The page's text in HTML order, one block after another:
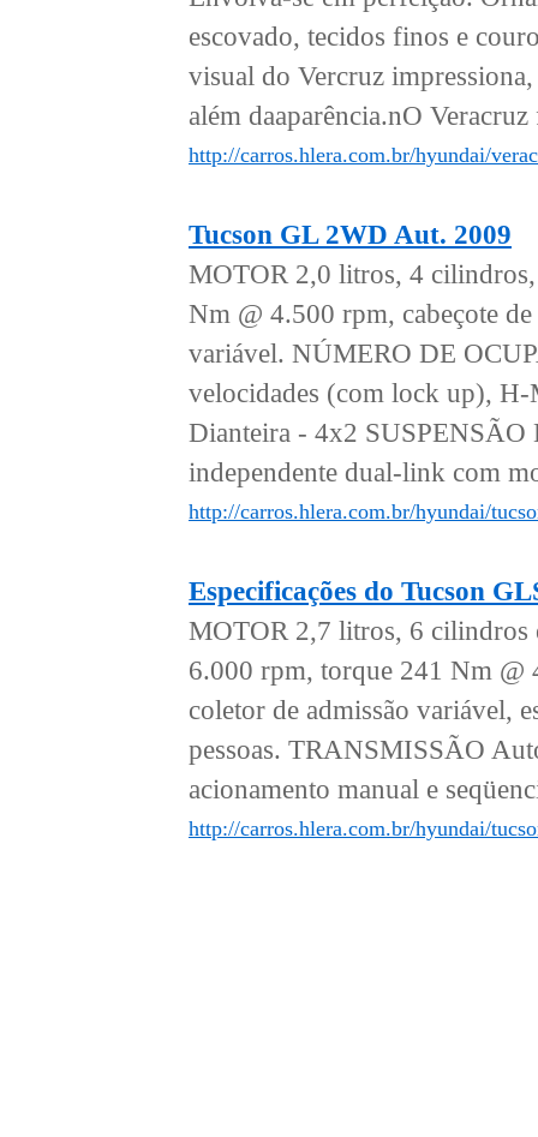
escovado, tecidos finos e
visual do Vercruz
além daaparência.nO
http://carros.hlera.com.br/hyundai/
Tucson GL 2WD Aut. 2009
MOTOR 2,0 litros, 4
Nm @ 4.500 rpm, cabeçote
variável. NÚMERO DE
velocidades (com lock up),
Dianteira - 4x2 SUSPENSÃO
independente dual-link com
http://carros.hlera.com.br/hyundai/
Especificações do Tucson
MOTOR 2,7 litros, 6
6.000 rpm, torque 241 Nm
coletor de admissão variável,
pessoas. TRANSMISSÃO
acionamento manual e
http://carros.hlera.com.br/hyundai/